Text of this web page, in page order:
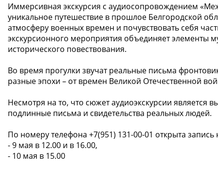
Иммерсивная экскурсия с аудиосопровождением
уникальное путешествие в прошлое Белгородской
атмосферу военных времен и почувствовать себя
экскурсионного мероприятия объединяет элементы
исторического повествования.
Во время прогулки звучат реальные письма
разные эпохи – от времен Великой Отечественной
Несмотря на то, что сюжет аудиоэкскурсии
подлинные письма и свидетельства реальных людей.
По номеру телефона +7(951) 131-00-01 открыта
- 9 мая в 12.00 и в 16.00,
- 10 мая в 15.00